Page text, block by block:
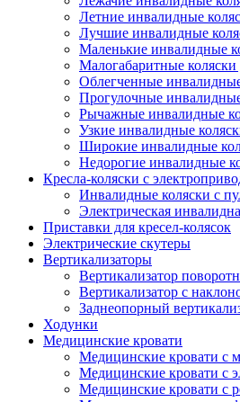
Летние инвалидные
Лучшие инвалидные
Маленькие инвалидные
Малогабаритные коляски
Облегченные
Прогулочные
Рычажные инвалидные
Узкие инвалидные
Широкие инвалидные
Недорогие инвалидные
Кресла-коляски с
Инвалидные коляски с
Электрическая
Приставки для кресел-колясок
Электрические скутеры
Вертикализаторы
Вертикализатор
Вертикализатор с
Заднеопорный
Ходунки
Медицинские кровати
Медицинские кровати с
Медицинские кровати с
Медицинские кровати с